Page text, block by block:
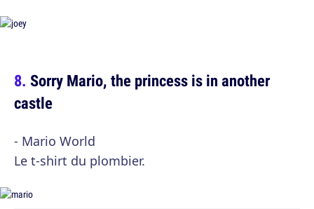
Sorry Mario, the princess is in another
castle
- Mario World
Le t-shirt du plombier.